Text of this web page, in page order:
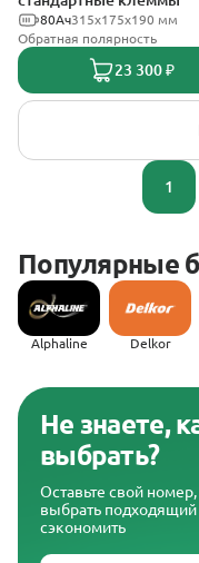
315x175x190 мм
80Ач
Обратная полярность
23 300 ₽
1
Популярные
Alphaline Delkor
Не знаете,
выбрать?
Оставьте свой
выбрать подходящий
сэкономить